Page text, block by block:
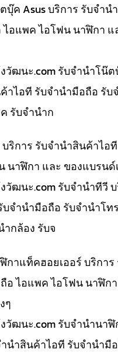
บุ๊ค Asus บริการ รับจำน
อแพค ไอโฟน นาฬิกา
วัฒนะ.com รับจำนำโน๊ต
าไอที รับจำนำมือถือ รับ
รับจำนำก
ริการ รับจำนำสินค้าไอ
นาฬิกา และ ของแบรนด์
วัฒนะ.com รับจำนำทีวี
จำนำมือถือ รับจำนำโท
กล้อง รับจ
กาแท็คฮอยเออร์ บริกา
อ ไอแพค ไอโฟน นาฬิก
ๆ
วัฒนะ.com รับจำนำนา
นำสินค้าไอที รับจำนำมื